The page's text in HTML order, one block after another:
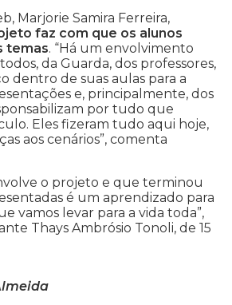
Marjorie Samira Ferreira,
faz com que os alunos
temas. “Há um envolvimento
da Guarda, dos professores,
dentro de suas aulas para a
e, principalmente, dos
por tudo que
Eles fizeram tudo aqui hoje,
aos cenários”, comenta
o projeto e que terminou
é um aprendizado para
vamos levar para a vida toda”,
Thays Ambrósio Tonoli, de 15